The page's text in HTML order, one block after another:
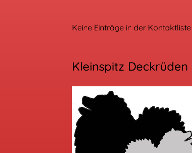
Keine Einträge in der Kontaktliste
Kleinspitz